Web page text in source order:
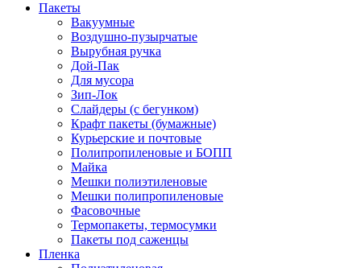
Пакеты
Вакуумные
Воздушно-пузырчатые
Вырубная ручка
Дой-Пак
Для мусора
Зип-Лок
Слайдеры (с бегунком)
Крафт пакеты (бумажные)
Курьерские и почтовые
Полипропиленовые и БОПП
Майка
Мешки полиэтиленовые
Мешки полипропиленовые
Фасовочные
Термопакеты, термосумки
Пакеты под саженцы
Пленка